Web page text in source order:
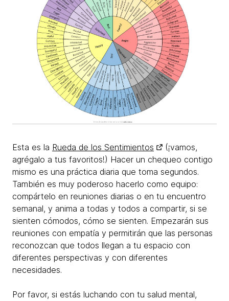
Esta es la Rueda de los Sentimientos
(¡vamos,
agrégalo a tus favoritos!) Hacer un chequeo contigo
mismo es una práctica diaria que toma segundos.
También es muy poderoso hacerlo como equipo:
compártelo en reuniones diarias o en tu encuentro
semanal, y anima a todas y todos a compartir, si se
sienten cómodos, cómo se sienten. Empezarán sus
reuniones con empatía y permitirán que las personas
reconozcan que todos llegan a tu espacio con
diferentes perspectivas y con diferentes
necesidades.
Por favor, si estás luchando con tu salud mental,